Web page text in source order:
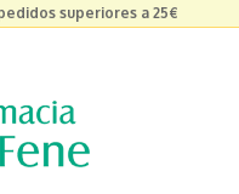
superiores a 25€